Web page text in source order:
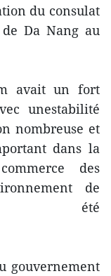
du consulat
Da Nang au
avait un fort
unestabilité
nombreuse et
dans la
des
de
a été
gouvernement